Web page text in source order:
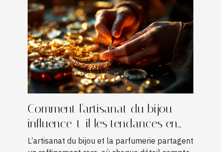
Comment l'artisanat du bijou
influence-t-il les tendances en
parfumerie ?
L’artisanat du bijou et la parfumerie partagent